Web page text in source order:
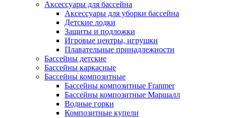
Аксессуары для бассейна
Аксессуары для уборки бассейна
Детские лодки
Защиты и подложки
Игровые центры, игрушки
Плавательные принадлежности
Бассейны детские
Бассейны каркасные
Бассейны композитные
Бассейны композитные Franmer
Бассейны композитные Маршалл
Водные горки
Композитные купели